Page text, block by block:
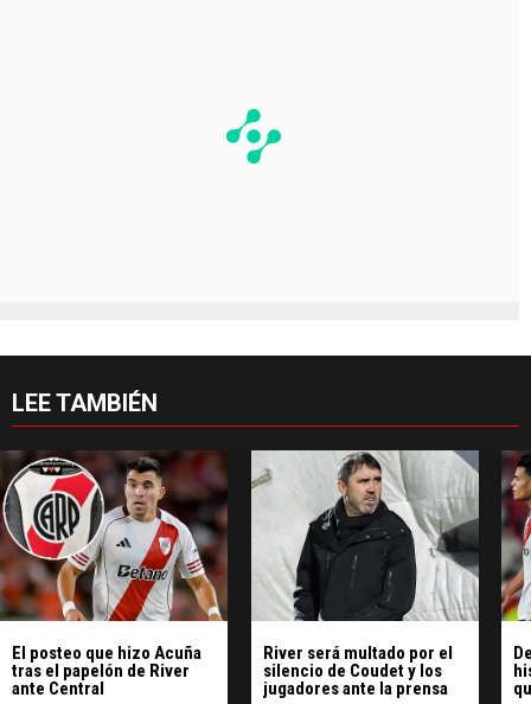
LEE TAMBIÉN
El posteo que hizo Acuña
tras el papelón de River
ante Central
River será multado por el
silencio de Coudet y los
jugadores ante la prensa